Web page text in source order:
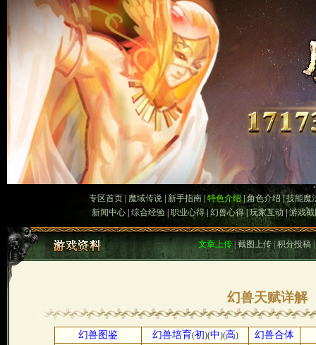
专区首页| 魔域传说| 新手指南| 特色介绍|角色介绍|技能魔
新闻中心 综合经验 |职业心得| 幻兽心得|玩家互动|游戏
文章上传| 截图上传|积分投稿
幻兽天赋详解
幻兽图鉴 幻兽培育(初)(中)(高)
幻兽合体